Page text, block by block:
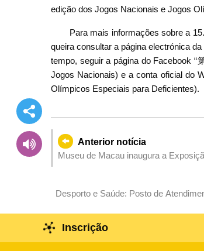
edição dos Jogos Nacionais e Jogos
Para mais informações sobre a 15.
queira consultar a página electrónica
tempo, seguir a página do Facebook
Jogos Nacionais) e a conta oficial do
Olímpicos Especiais para Deficientes).
Anterior notícia
Museu de Macau inaugura a
Desporto e Saúde: Posto de Atendimento e Informação em Agosto na
Inscrição